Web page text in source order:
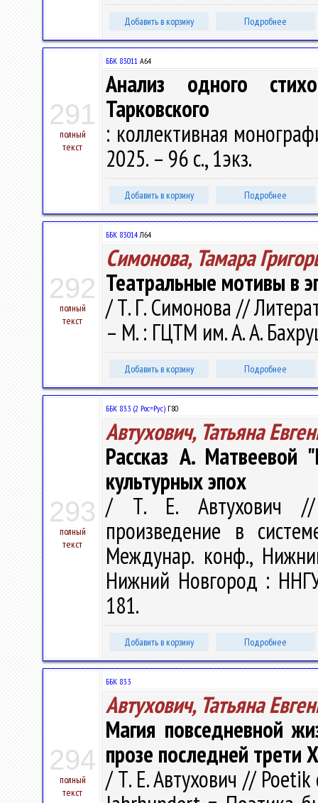
Добавить в корзину Подробнее
291
полный
текст
ББК 83.011 А64
Анализ одного
Тарковского
: коллективная
2025. – 96 с., 1экз.
Добавить в корзину Подробнее
292
полный
текст
ББК 83.014Л64
Симонова, Тамара
Театральные мотивы в
/ Т. Г. Симонова //
– М. : ГЦТМ им. А. А.
Добавить в корзину Подробнее
293
полный
текст
ББК 83.3 (2 Рос=Рус) Г80
Автухович, Татьяна
Рассказ А. Матвеевой
культурных эпох
/ Т. Е. Автухович //
произведение в
Междунар. конф.,
Нижний Новгород :
181.
Добавить в корзину Подробнее
294
полный
текст
ББК 83.3
Автухович, Татьяна
Магия повседневной
прозе последней трети
/ Т. Е. Автухович //